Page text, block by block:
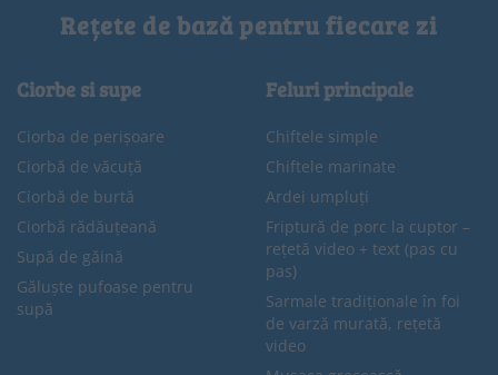
Rețete de bază pentru fiecare zi
Ciorbe si supe
Ciorba de perișoare
Ciorbă de văcuță
Ciorbă de burtă
Ciorbă rădăuțeană
Supă de găină
Găluște pufoase pentru
supă
Feluri principale
Chiftele simple
Chiftele marinate
Ardei umpluți
Friptură de porc la cuptor –
rețetă video + text (pas cu
pas)
Sarmale tradiționale în foi
de varză murată, rețetă
video